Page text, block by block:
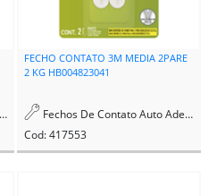
FECHO CONTATO 3M MEDIA 2PARE
2 KG HB004823041
Fechos De Contato Auto Adesivo
Cod: 417553